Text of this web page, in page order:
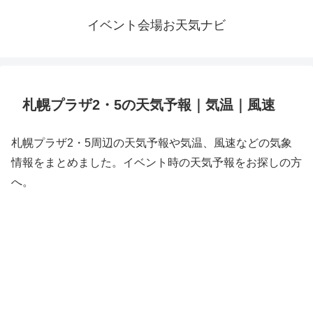
イベント会場お天気ナビ
札幌プラザ2・5の天気予報｜気温｜風速
札幌プラザ2・5周辺の天気予報や気温、風速などの気象
情報をまとめました。イベント時の天気予報をお探しの方
へ。